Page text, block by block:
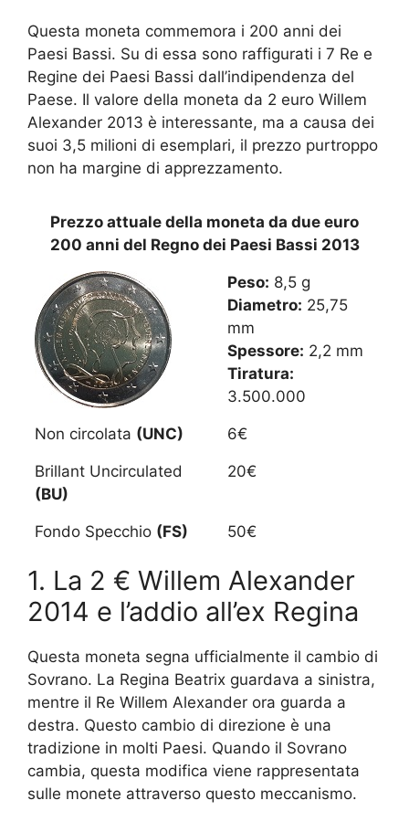
Questa moneta commemora i 200 anni dei
Paesi Bassi. Su di essa sono raffigurati i 7 Re e
Regine dei Paesi Bassi dall’indipendenza del
Paese. Il valore della moneta da 2 euro Willem
Alexander 2013 è interessante, ma a causa dei
suoi 3,5 milioni di esemplari, il prezzo purtroppo
non ha margine di apprezzamento.
Prezzo attuale della moneta da due euro
200 anni del Regno dei Paesi Bassi 2013
Peso: 8,5 g
Diametro: 25,75
mm
Spessore: 2,2 mm
Tiratura:
3.500.000
Non circolata (UNC) 6€
Brillant Uncirculated
(BU)
20€
Fondo Specchio (FS) 50€
1. La 2 € Willem Alexander
2014 e l’addio all’ex Regina
Questa moneta segna ufficialmente il cambio di
Sovrano. La Regina Beatrix guardava a sinistra,
mentre il Re Willem Alexander ora guarda a
destra. Questo cambio di direzione è una
tradizione in molti Paesi. Quando il Sovrano
cambia, questa modifica viene rappresentata
sulle monete attraverso questo meccanismo.